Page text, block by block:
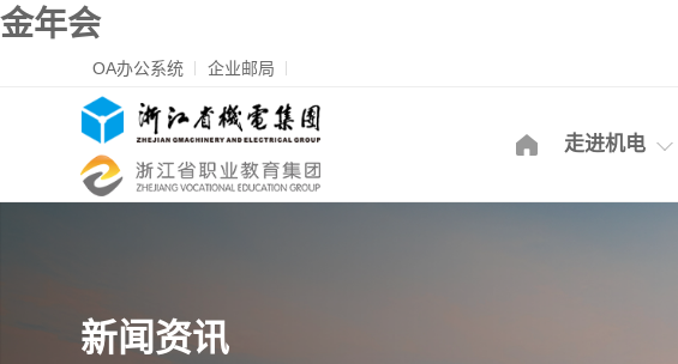
金年会
OA办公系统 企业邮局
走进机电
新闻资讯